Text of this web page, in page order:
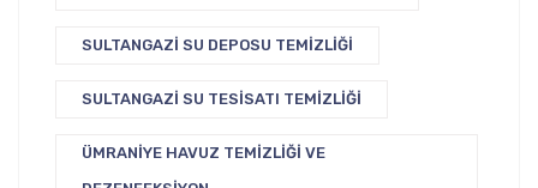
SULTANGAZI SU DEPOSU TEMIZLIĞI
SULTANGAZI SU TESISATI TEMIZLIĞI
ÜMRANIYE HAVUZ TEMIZLIĞI VE